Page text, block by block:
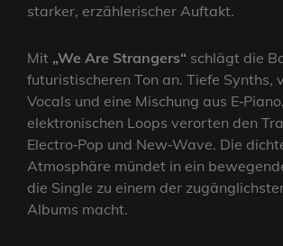
starker, erzählerischer Auftakt.
Mit „We Are Strangers“ schlägt die
futuristischeren Ton an. Tiefe Synths,
Vocals und eine Mischung aus
elektronischen Loops verorten den
Electro‑Pop und New‑Wave. Die
Atmosphäre mündet in ein
die Single zu einem der
Albums macht.